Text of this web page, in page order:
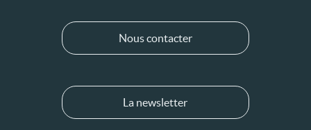
Nous contacter
La newsletter